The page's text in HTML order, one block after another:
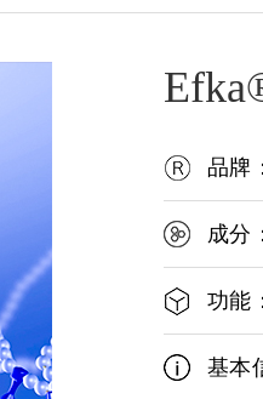
品牌
成分
功能
基本